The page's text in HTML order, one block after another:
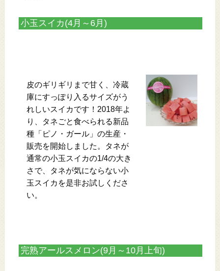
小玉スイカ(4月～6月)
皮のギリギリまで甘く、冷蔵
庫にすっぽり入るサイズがう
れしいスイカです！2018年よ
り、タネごと食べられる新品
種「ピノ・ガール」の生産・
販売を開始しました。タネが
通常の小玉スイカの1/4の大き
さで、タネが気にならない小
玉スイカを是非お試しくださ
い。
完熟アールスメロン(9月～10月上旬)